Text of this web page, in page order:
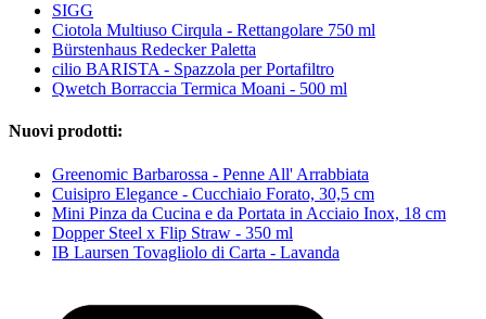
SIGG
Ciotola Multiuso Cirqula - Rettangolare 750 ml
Bürstenhaus Redecker Paletta
cilio BARISTA - Spazzola per Portafiltro
Qwetch Borraccia Termica Moani - 500 ml
Nuovi prodotti:
Greenomic Barbarossa - Penne All' Arrabbiata
Cuisipro Elegance - Cucchiaio Forato, 30,5 cm
Mini Pinza da Cucina e da Portata in Acciaio Inox, 18 cm
Dopper Steel x Flip Straw - 350 ml
IB Laursen Tovagliolo di Carta - Lavanda